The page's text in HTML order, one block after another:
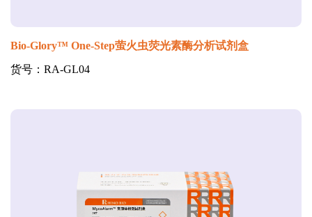
Bio-Glory™ One-Step萤火虫荧光素酶分析试剂盒
货号：RA-GL04